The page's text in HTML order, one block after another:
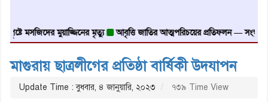
মুয়াজ্জিনের মৃত্যু আবৃত্তি জাতির আত্মপরিচয়ের প্রতিফলন — সংস্কৃতি মন্ত্রী
মাগুরায় ছাত্রলীগের প্রতিষ্ঠা বার্ষিকী উদযাপন
Update Time : বুধবার, ৪ জানুয়ারি, ২০২৩ ৭৩৯ Time View